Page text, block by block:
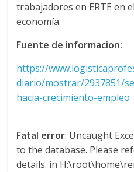
trabajadores en ERTE en
economía.
Fuente de informacion:
https://
diario/mostrar/2937851/
hacia-crecimiento-empleo
Fatal error: Uncaught
to the database. Please
details. in